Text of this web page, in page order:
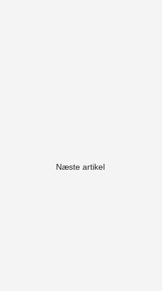
Næste artikel